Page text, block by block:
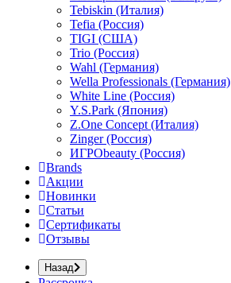
Tebiskin (Италия)
Tefia (Россия)
TIGI (США)
Trio (Россия)
Wahl (Германия)
Wella Professionals (Германия)
White Line (Россия)
Y.S.Park (Япония)
Z.One Concept (Италия)
Zinger (Россия)
ИГРОbeauty (Россия)
Brands
Акции
Новинки
Статьи
Сертификаты
Отзывы
Назад